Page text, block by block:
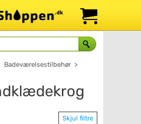
Badeværelsestilbehør >
Skjul filtre